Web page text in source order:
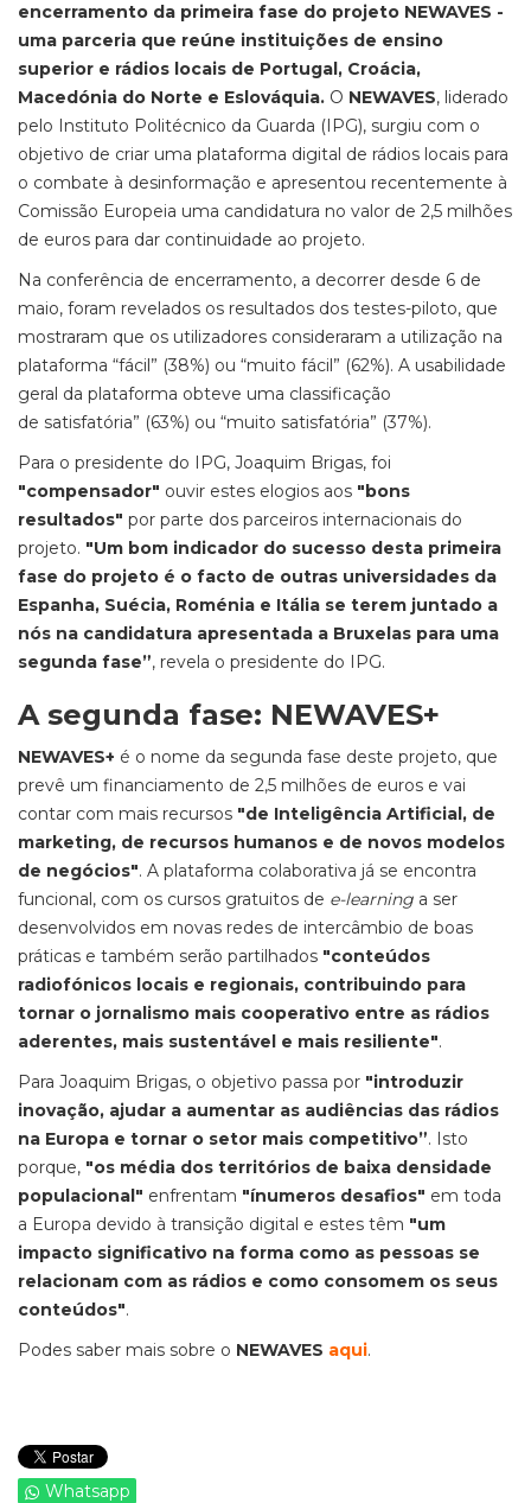
encerramento da primeira fase do projeto NEWAVES -
uma parceria que reúne instituições de ensino
superior e rádios locais de Portugal, Croácia,
Macedónia do Norte e Eslováquia. O NEWAVES, liderado
pelo Instituto Politécnico da Guarda (IPG), surgiu com o
objetivo de criar uma plataforma digital de rádios locais para
o combate à desinformação e apresentou recentemente à
Comissão Europeia uma candidatura no valor de 2,5 milhões
de euros para dar continuidade ao projeto.
Na conferência de encerramento, a decorrer desde 6 de
maio, foram revelados os resultados dos testes-piloto, que
mostraram que os utilizadores consideraram a utilização na
plataforma “fácil” (38%) ou “muito fácil” (62%). A usabilidade
geral da plataforma obteve uma classificação
de satisfatória” (63%) ou “muito satisfatória” (37%).
Para o presidente do IPG, Joaquim Brigas, foi
"compensador" ouvir estes elogios aos "bons
resultados" por parte dos parceiros internacionais do
projeto. "Um bom indicador do sucesso desta primeira
fase do projeto é o facto de outras universidades da
Espanha, Suécia, Roménia e Itália se terem juntado a
nós na candidatura apresentada a Bruxelas para uma
segunda fase”, revela o presidente do IPG.
A segunda fase: NEWAVES+
NEWAVES+ é o nome da segunda fase deste projeto, que
prevê um financiamento de 2,5 milhões de euros e vai
contar com mais recursos "de Inteligência Artificial, de
marketing, de recursos humanos e de novos modelos
de negócios". A plataforma colaborativa já se encontra
funcional, com os cursos gratuitos de e-learning a ser
desenvolvidos em novas redes de intercâmbio de boas
práticas e também serão partilhados "conteúdos
radiofónicos locais e regionais, contribuindo para
tornar o jornalismo mais cooperativo entre as rádios
aderentes, mais sustentável e mais resiliente".
Para Joaquim Brigas, o objetivo passa por "introduzir
inovação, ajudar a aumentar as audiências das rádios
na Europa e tornar o setor mais competitivo”. Isto
porque, "os média dos territórios de baixa densidade
populacional" enfrentam "ínumeros desafios" em toda
a Europa devido à transição digital e estes têm "um
impacto significativo na forma como as pessoas se
relacionam com as rádios e como consomem os seus
conteúdos".
Podes saber mais sobre o NEWAVES aqui.
Whatsapp